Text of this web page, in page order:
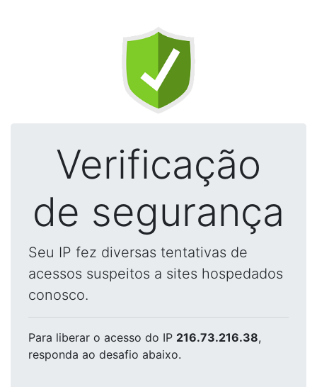
Verificação
de segurança
Seu IP fez diversas tentativas de
acessos suspeitos a sites hospedados
conosco.
Para liberar o acesso do IP 216.73.216.38,
responda ao desafio abaixo.